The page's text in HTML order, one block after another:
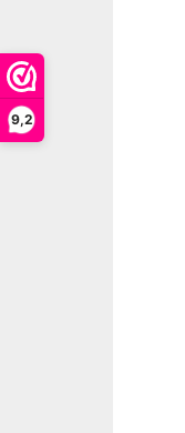
9,2